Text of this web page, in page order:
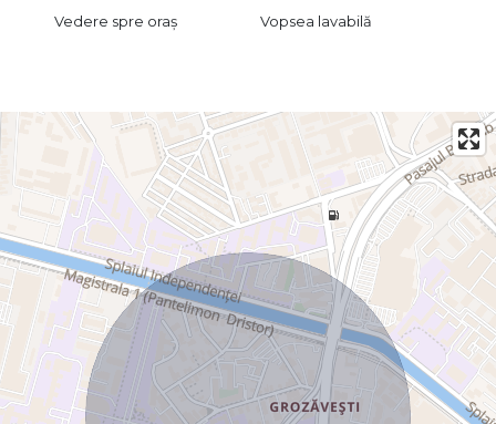
Vedere spre oraș Vopsea lavabilă